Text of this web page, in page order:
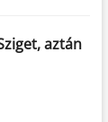
aztán